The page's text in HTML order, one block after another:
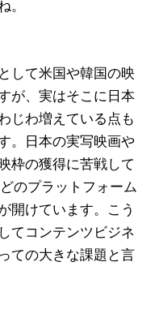
。
して米国や韓国の映
が、実はそこに日本
じわ増えている点も
。日本の実写映画や
枠の獲得に苦戦して
のプラットフォーム
開けています。こう
てコンテンツビジネ
ての大きな課題と言